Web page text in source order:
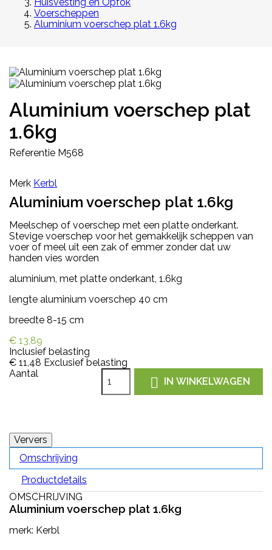
Voerscheppen
Aluminium voerschep plat 1.6kg
Aluminium voerschep plat
1.6kg
Referentie M568
Merk Kerbl
Aluminium voerschep plat 1.6kg
Meelschep of voerschep met een platte onderkant.
Stevige voerschep voor het gemakkelijk scheppen van
voer of meel uit een zak of emmer zonder dat uw
handen vies worden
aluminium, met platte onderkant, 1.6kg
lengte aluminium voerschep 40 cm
breedte 8-15 cm
€ 13,89
Inclusief belasting
€ 11,48 Exclusief belasting
Aantal
 IN WINKELWAGEN
Omschrijving
Productdetails
OMSCHRIJVING
Aluminium voerschep plat 1.6kg
merk: Kerbl